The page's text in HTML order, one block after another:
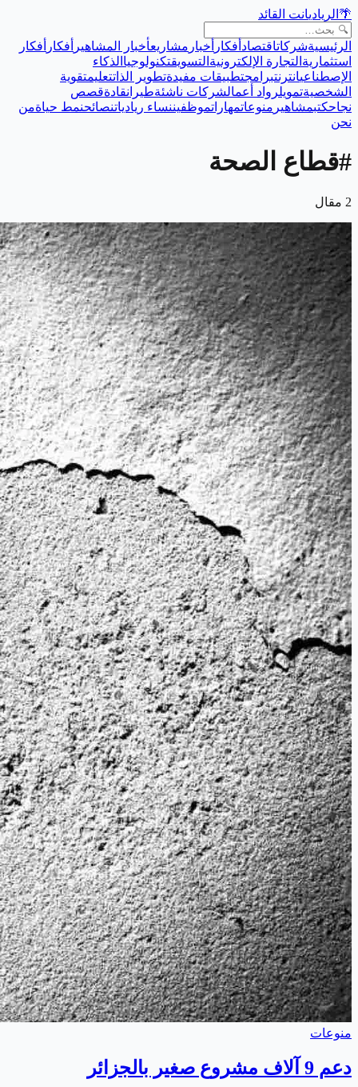
🌴 الرياديانت القائد
الرئيسيةشركاتاقتصاد أفكار أخبار مشاريعأخبار المشاهير أفكار أفكار
استثمارية التجارة الإلكترونية التسويقتكنولوجيا الذكاء
الإصطناعيانترنتبرامجتطبيقات مفيدةتطوير الذاتتعليمتقوية
الشخصيةتمويلرواد أعمالشركات ناشئةطيرانقادةقصص
نجاحكتبمشاهير منوعاتمهاراتموظفيننساء ريادياتنصائحنمط حياةمن
نحن
#قطاع الصحة
2 مقال
منوعات
دعم 9 آلاف مشروع صغير بالجزائر